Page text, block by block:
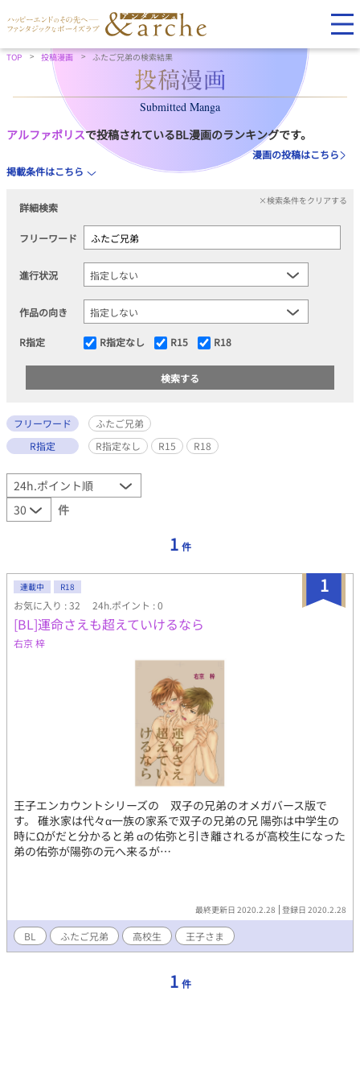
TOP 投稿漫画 ふたご兄弟の検索結果
Submitted Manga
アルファポリスで投稿されているBL漫画のランキングです。
漫画の投稿はこちら
掲載条件はこちら
詳細検索
×検索条件をクリアする
フリーワード
進行状況
作品の向き
R指定 R指定なし R15 R18
フリーワード
ふたご兄弟
R指定
R指定なし R15 R18
件
1 件
1
連載中 R18
お気に入り : 32 24h.ポイント : 0
[BL]運命さえも超えていけるなら
右京 梓
王子エンカウントシリーズの 双子の兄弟のオメガバース版で
す。 碓氷家は代々α一族の家系で双子の兄弟の兄 陽弥は中学生の
時にΩがだと分かると弟 αの佑弥と引き離されるが高校生になった
弟の佑弥が陽弥の元へ来るが…
最終更新日 2020.2.28 登録日 2020.2.28
BL ふたご兄弟 高校生 王子さま
1 件